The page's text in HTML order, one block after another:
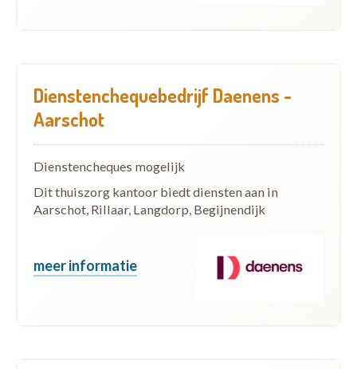
Dienstenchequebedrijf Daenens -
Aarschot
Dienstencheques mogelijk
Dit thuiszorg kantoor biedt diensten aan in
Aarschot, Rillaar, Langdorp, Begijnendijk
meer informatie